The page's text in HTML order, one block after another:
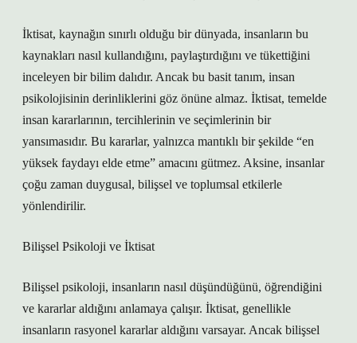
İktisat, kaynağın sınırlı olduğu bir dünyada, insanların bu
kaynakları nasıl kullandığını, paylaştırdığını ve tükettiğini
inceleyen bir bilim dalıdır. Ancak bu basit tanım, insan
psikolojisinin derinliklerini göz önüne almaz. İktisat, temelde
insan kararlarının, tercihlerinin ve seçimlerinin bir
yansımasıdır. Bu kararlar, yalnızca mantıklı bir şekilde “en
yüksek faydayı elde etme” amacını gütmez. Aksine, insanlar
çoğu zaman duygusal, bilişsel ve toplumsal etkilerle
yönlendirilir.
Bilişsel Psikoloji ve İktisat
Bilişsel psikoloji, insanların nasıl düşündüğünü, öğrendiğini
ve kararlar aldığını anlamaya çalışır. İktisat, genellikle
insanların rasyonel kararlar aldığını varsayar. Ancak bilişsel